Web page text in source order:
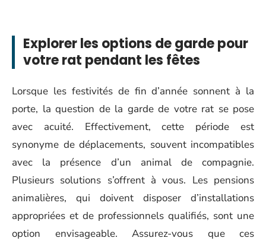
Explorer les options de garde pour
votre rat pendant les fêtes
Lorsque les festivités de fin d’année sonnent à la
porte, la question de la garde de votre rat se pose
avec acuité. Effectivement, cette période est
synonyme de déplacements, souvent incompatibles
avec la présence d’un animal de compagnie.
Plusieurs solutions s’offrent à vous. Les pensions
animalières, qui doivent disposer d’installations
appropriées et de professionnels qualifiés, sont une
option envisageable. Assurez-vous que ces